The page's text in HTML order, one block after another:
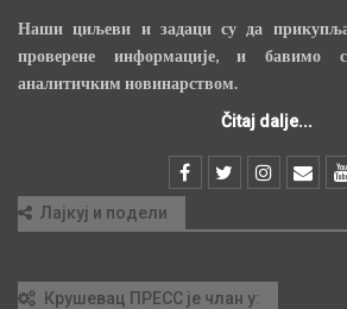
Наши циљеви и задаци су да
проверене информације, и бавимо
аналитичким новинарством.
Čitaj dalje...
Лајкуј и подели
Крушевац ПРЕСС је члан у: